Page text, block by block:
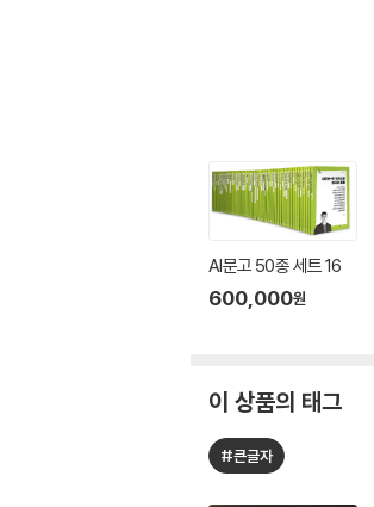
AI문고 50종 세트 16
600,000원
이 상품의 태그
#큰글자